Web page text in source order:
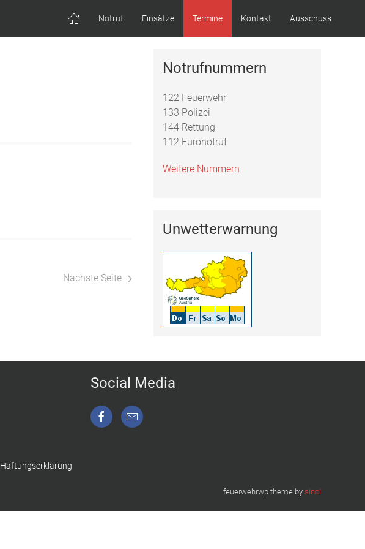
Notruf Einsätze Termine Kontakt Ausschuss
Nächste Seite
Notrufnummern
122 Feuerwehr
133 Polizei
144 Rettung
112 Euronotruf
Weitere Nummern
Unwetterwarnung
Social Media
Haftungserklärung
feuerwehrwp theme by sinci